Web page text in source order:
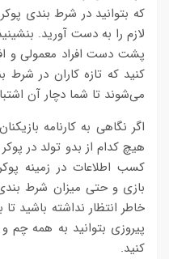
که بتوانید در شرط بندی
لازم را به دست آورید.
پشت دست افراد معمولی و
کنید که تازه کاران در شرط
می‌شوند تا شما دچار آن
اگر نگاهی به کارنامه
هیچ کدام از بدو تولد در
کسب اطلاعات در زمینه
بازی و حتی میزان شرط
خاطر انتظار نداشته باشید
پیروزی بتوانید به همه چم
کنید.